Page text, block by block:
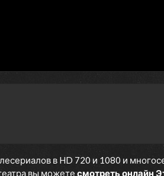
в HD 720 и 1080 и
вы можете смотреть онлайн